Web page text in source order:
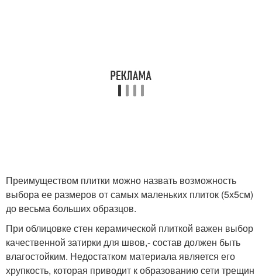
Преимуществом плитки можно назвать возможность
выбора ее размеров от самых маленьких плиток (5х5см)
до весьма больших образцов.
При облицовке стен керамической плиткой важен выбор
качественной затирки для швов,- состав должен быть
влагостойким. Недостатком материала является его
хрупкость, которая приводит к образованию сети трещин